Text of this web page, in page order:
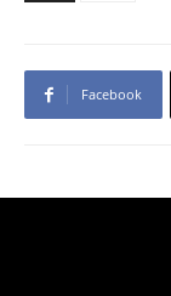
Facebook